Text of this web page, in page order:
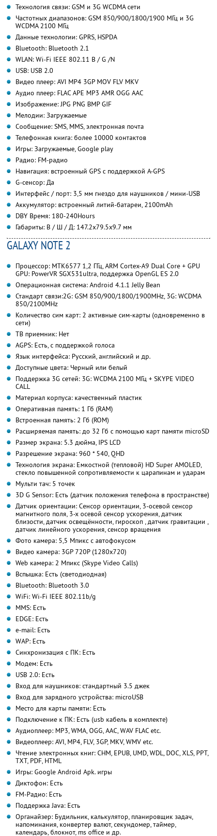
Технология связи: GSM и 3G WCDMA сети
Частотных диапазонов: GSM 850/900/1800/1900 МГц и 3G
WCDMA 2100 МГц
Данные технологии: GPRS, HSPDA
Bluetooth: Bluetooth 2.1
WLAN: Wi-Fi IEEE 802.11 B / G /N
USB: USB 2.0
Видео плеер: AVI MP4 3GP MOV FLV MKV
Аудио плеер: FLAC APE MP3 AMR OGG AAC
Изображение: JPG PNG BMP GIF
Мелодии: Загружаемые
Сообщение: SMS, MMS, электронная почта
Телефонная книга: более 10000 контактов
Игры: Загружаемые, Google play
Радио: FM-радио
Навигация: встроенный GPS с поддержкой A-GPS
G-сенсор: Да
Интерфейс / порт: 3,5 мм гнездо для наушников / мини-USB
Аккумулятор: встроенный литий-батареи, 2100mAh
DBY Время: 180-240Hours
Габариты: В / Ш / Д: 147.2x79.5x9.7 мм
GALAXY NOTE 2
Процессор: MTK6577 1,2 ГГц, ARM Cortex-A9 Dual Core + GPU
GPU: PowerVR SGX531ultra, поддержка OpenGL ES 2.0
Операционная система: Android 4.1.1 Jelly Bean
Стандарт связи:2G: GSM 850/900/1800/1900MHz, 3G: WCDMA
850/2100MHz
Количество сим карт: 2 активные сим-карты (одновременно в
сети)
ТВ приемник: Нет
AGPS: Есть, с поддержкой голоса
Язык интерфейса: Русский, английский и др.
Доступные цвета: Черный или белый
Поддержка 3G сетей: 3G: WCDMA 2100 МГц + SKYPE VIDEO
CALL
Материал корпуса: качественный пластик
Оперативная память: 1 Гб (RAM)
Встроенная память: 2 Гб (ROM)
Расширяемая память: до 32 Гб с помощью карт памяти microSD
Размер экрана: 5.3 дюйма, IPS LCD
Разрешение экрана: 960 * 540, QHD
Технология экрана: Емкостной (тепловой) HD Super AMOLED,
стекло повышенной сопротивляемости к царапинам и ударам
Мульти тач: 5 точек
3D G Sensor: Есть (датчик положения телефона в пространстве)
Датчик ориентации: Сенсор ориентации, 3-осевой сенсор
магнитного поля, 3-х осевой сенсор ускорения, датчик
близости, датчик освещённости, гироскоп , датчик гравитации ,
датчик линейного ускорения, сенсор вращения
Фото камера: 5,5 Мпикс с автофокусом
Видео камера: 3GP 720P (1280x720)
Web камера: 2 Мпикс (Skype Video Calls)
Вспышка: Есть (светодиодная)
Bluetooth: Bluetooth 3.0
WiFi: Wi-Fi IEEE 802.11b/g
MMS: Есть
EDGE: Есть
e-mail: Есть
WAP: Есть
Синхронизация с ПК: Есть
Модем: Есть
USB 2.0: Есть
Вход для наушников: стандартный 3.5 джек
Вход для зарядного устройства: microUSB
Место для карты памяти: Есть
Подключение к ПК: Есть (usb кабель в комплекте)
Аудиоплеер: MP3, WMA, OGG, AAC, WAV FLAC etc.
Видеоплеер: AVI, MP4, FLV, 3GP, MKV, WMV etc.
Чтение электронных книг: CHM, EPUB, UMD, WDL, DOC, XLS, PPT,
TXT, PDF, HTML
Игры: Google Android Apk. игры
Диктофон: Есть
FM-Радио: Есть
Поддержка Java: Есть
Органайзер: Будильник, калькулятор, планировщик задач,
напоминания, конвертер валют, секундомер, таймер,
календарь, блокнот, ms office и др.